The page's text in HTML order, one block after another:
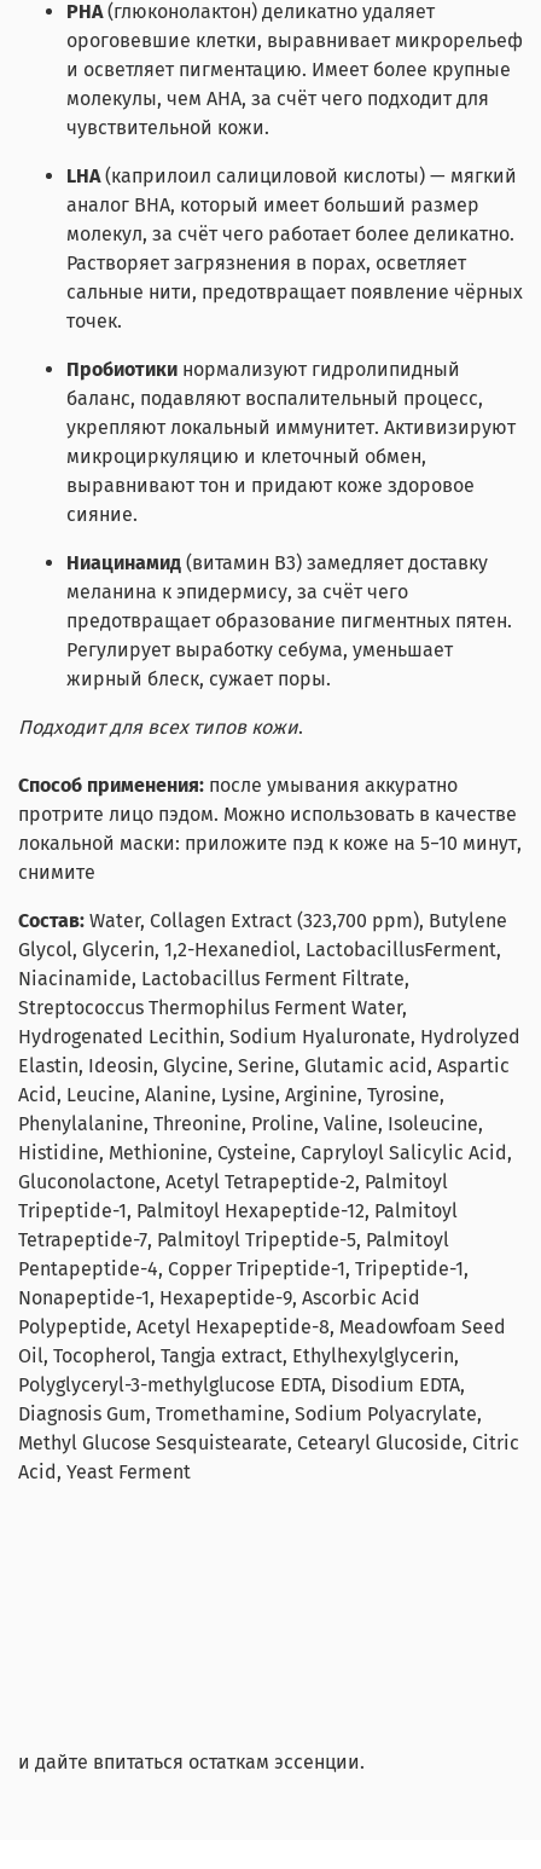
PHA(глюконолактон) деликатно удаляет
ороговевшие клетки, выравнивает микрорельеф
и осветляет пигментацию. Имеет более крупные
молекулы, чем AHA, за счёт чего подходит для
чувствительной кожи.
LHA(каприлоил салициловой кислоты) — мягкий
аналог BHA, который имеет больший размер
молекул, за счёт чего работает более деликатно.
Растворяет загрязнения в порах, осветляет
сальные нити, предотвращает появление чёрных
точек.
Пробиотики нормализуют гидролипидный
баланс, подавляют воспалительный процесс,
укрепляют локальный иммунитет. Активизируют
микроциркуляцию и клеточный обмен,
выравнивают тон и придают коже здоровое
сияние.
Ниацинамид (витамин B3) замедляет доставку
меланина к эпидермису, за счёт чего
предотвращает образование пигментных пятен.
Регулирует выработку себума, уменьшает
жирный блеск, сужает поры.
Подходит для всех типов кожи.
Способ применения: после умывания аккуратно
протрите лицо пэдом. Можно использовать в качестве
локальной маски: приложите пэд к коже на 5−10 минут,
снимите
Состав: Water, Collagen Extract (323,700 ppm), Butylene
Glycol, Glycerin, 1,2-Hexanediol, LactobacillusFerment,
Niacinamide, Lactobacillus Ferment Filtrate,
Streptococcus Thermophilus Ferment Water,
Hydrogenated Lecithin, Sodium Hyaluronate, Hydrolyzed
Elastin, Ideosin, Glycine, Serine, Glutamic acid, Aspartic
Acid, Leucine, Alanine, Lysine, Arginine, Tyrosine,
Phenylalanine, Threonine, Proline, Valine, Isoleucine,
Histidine, Methionine, Cysteine, Capryloyl Salicylic Acid,
Gluconolactone, Acetyl Tetrapeptide-2, Palmitoyl
Tripeptide-1, Palmitoyl Hexapeptide-12, Palmitoyl
Tetrapeptide-7, Palmitoyl Tripeptide-5, Palmitoyl
Pentapeptide-4, Copper Tripeptide-1, Tripeptide-1,
Nonapeptide-1, Hexapeptide-9, Ascorbic Acid
Polypeptide, Acetyl Hexapeptide-8, Meadowfoam Seed
Oil, Tocopherol, Tangja extract, Ethylhexylglycerin,
Polyglyceryl-3-methylglucose EDTA, Disodium EDTA,
Diagnosis Gum, Tromethamine, Sodium Polyacrylate,
Methyl Glucose Sesquistearate, Cetearyl Glucoside, Citric
Acid, Yeast Ferment
и дайте впитаться остаткам эссенции.